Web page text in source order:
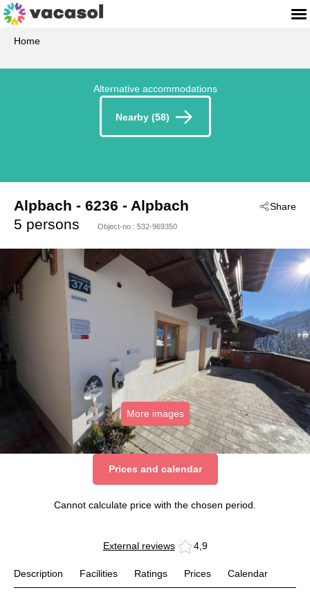
Home
Alternative accommodations
Nearby (58)
Share
Alpbach - 6236 - Alpbach
5 persons
Object-no.: 532-969350
More images
Prices and calendar
Cannot calculate price with the chosen period.
External reviews 4,9
Description Facilities Ratings Prices Calendar